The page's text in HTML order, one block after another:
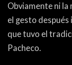
TRIBUNA
PYD RADIO
PEÑAS
Obviamente ni
el gesto
que tuvo el
Pacheco.